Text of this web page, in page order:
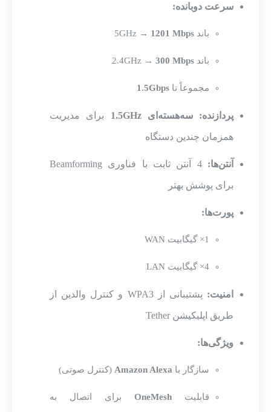
سرعت دوبانده:
باند 5GHz → 1201 Mbps
باند 2.4GHz → 300 Mbps
مجموعاً تا 1.5Gbps
پردازنده: سه‌هسته‌ای 1.5GHz برای مدیریت
همزمان چندین دستگاه
آنتن‌ها: 4 آنتن ثابت با فناوری Beamforming
برای پوشش بهتر
پورت‌ها:
1× گیگابیت WAN
4× گیگابیت LAN
امنیت: پشتیبانی از WPA3 و کنترل والدین از
طریق اپلیکیشن Tether
ویژگی‌ها:
سازگار با Amazon Alexa (کنترل صوتی)
قابلیت OneMesh برای اتصال به